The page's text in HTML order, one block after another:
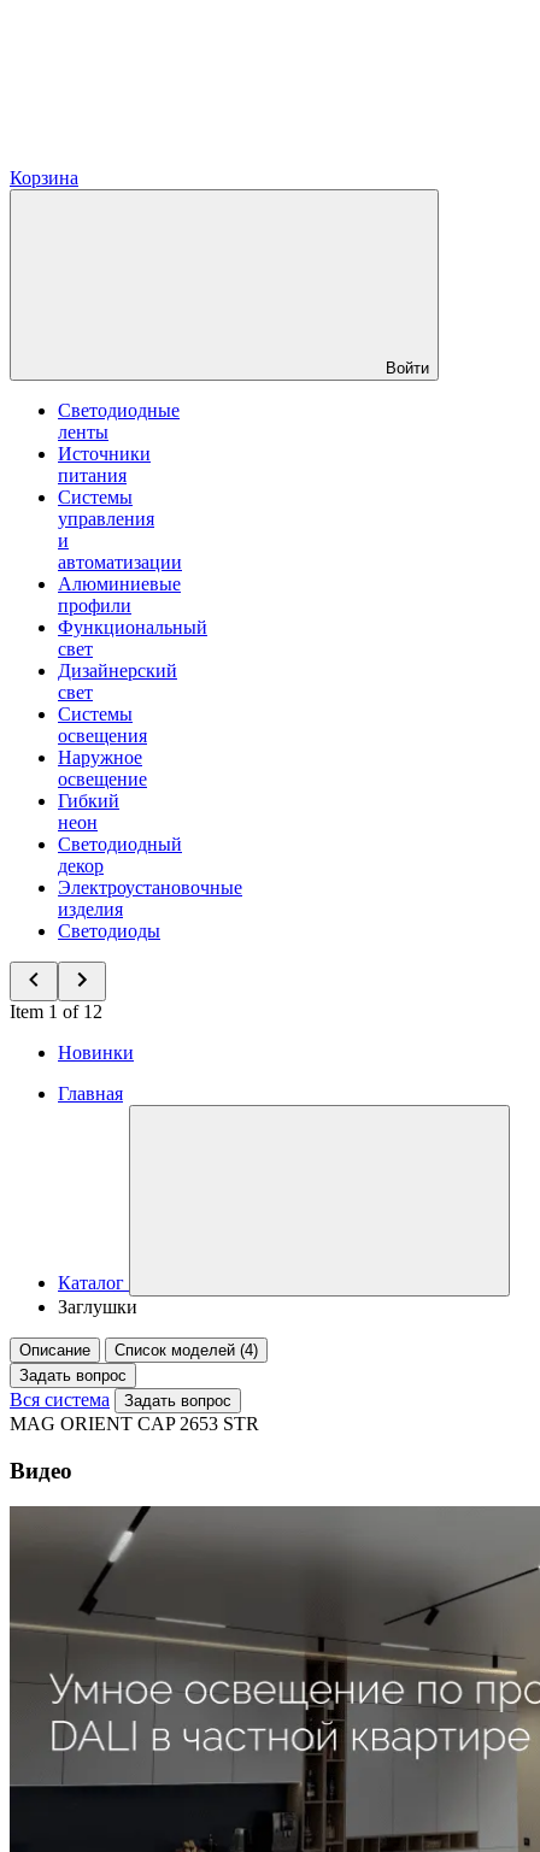
Корзина
Войти
Светодиодные
ленты
Источники
питания
Системы
управления
и
автоматизации
Алюминиевые
профили
Функциональный
свет
Дизайнерский
свет
Системы
освещения
Наружное
освещение
Гибкий
неон
Светодиодный
декор
Электроустановочные
изделия
Светодиоды
Item 1 of 12
Новинки
Главная
Каталог
Заглушки
Описание
Список моделей (4)
Задать вопрос
Вся система Задать вопрос
MAG ORIENT CAP 2653 STR
Видео